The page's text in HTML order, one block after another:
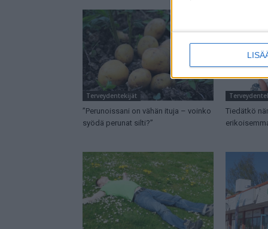
Terveydentekijät
”Perunoissani on vähän ituja – voinko
syödä perunat silti?”
Tiedätkö